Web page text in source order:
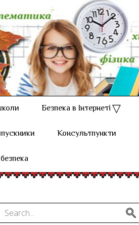
Безпека в Інтернеті
Консультпункти